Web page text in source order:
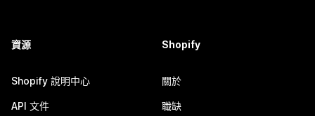
資源
Shopify 說明中心
API 文件
Shopify
關於
職缺